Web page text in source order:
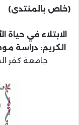
(خاص بالمنتدى)
الابتلاء في
الكريم: دراسة
جامعة كفر الشيخ، 1443 هـ،